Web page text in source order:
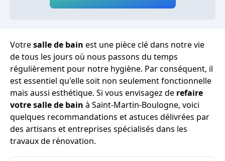
Votresalle de bain est une pièce clé dans notre vie
de tous les jours où nous passons du temps
régulièrement pour notre hygiène. Par conséquent, il
est essentiel qu'elle soit non seulement fonctionnelle
mais aussi esthétique. Si vous envisagez de refaire
votre salle de bain à Saint-Martin-Boulogne, voici
quelques recommandations et astuces délivrées par
des artisans et entreprises spécialisés dans les
travaux de rénovation.